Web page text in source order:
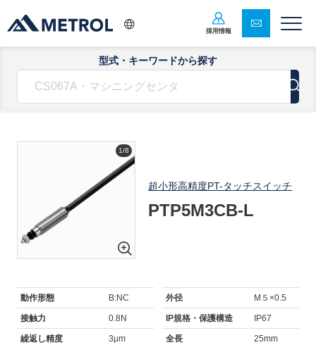
採用情報
型式・キーワードから探す
1/8
超小形高精度PT-タッチスイッチ
PTP5M3CB-L
動作形態 B:NC
接触力 0.8N
繰返し精度 3μm
外径 M５×0.5
IP規格・保護構造 IP67
全長 25mm